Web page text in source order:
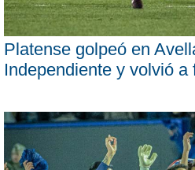
Platense golpeó en
Independiente y volvió a